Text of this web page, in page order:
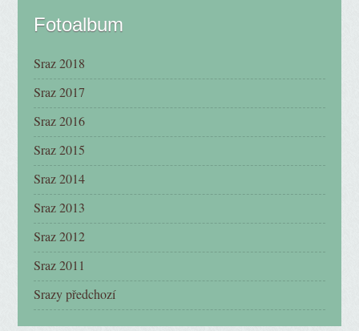
Fotoalbum
Sraz 2018
Sraz 2017
Sraz 2016
Sraz 2015
Sraz 2014
Sraz 2013
Sraz 2012
Sraz 2011
Srazy předchozí